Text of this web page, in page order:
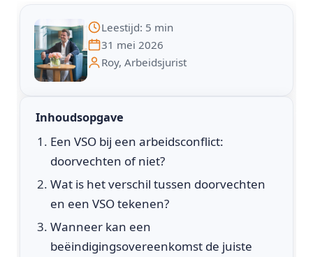
Leestijd: 5 min
31 mei 2026
Roy, Arbeidsjurist
Inhoudsopgave
Een VSO bij een arbeidsconflict:
doorvechten of niet?
Wat is het verschil tussen doorvechten
en een VSO tekenen?
Wanneer kan een
beëindigingsovereenkomst de juiste